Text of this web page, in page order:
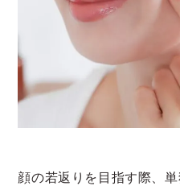
顔の若返りを目指す際、